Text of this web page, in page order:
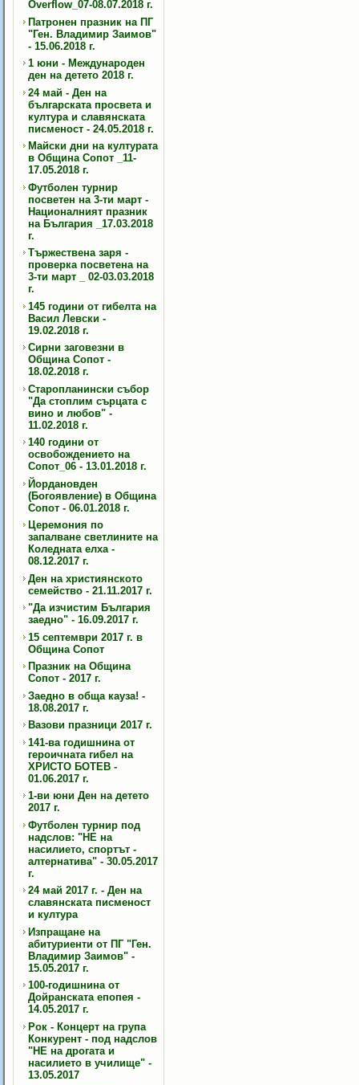
Overflow_07-08.07.2018 г.
Патронен празник на ПГ
"Ген. Владимир Заимов"
- 15.06.2018 г.
1 юни - Международен
ден на детето 2018 г.
24 май - Ден на
българската просвета и
култура и славянската
писменост - 24.05.2018 г.
Майски дни на културата
в Община Сопот _11-
17.05.2018 г.
Футболен турнир
посветен на 3-ти март -
Националният празник
на България _17.03.2018
г.
Тържествена заря -
проверка посветена на
3-ти март _ 02-03.03.2018
г.
145 години от гибелта на
Васил Левски -
19.02.2018 г.
Сирни заговезни в
Община Сопот -
18.02.2018 г.
Старопланински събор
"Да стоплим сърцата с
вино и любов" -
11.02.2018 г.
140 години от
освобождението на
Сопот_06 - 13.01.2018 г.
Йордановден
(Богоявление) в Община
Сопот - 06.01.2018 г.
Церемония по
запалване светлините на
Коледната елха -
08.12.2017 г.
Ден на християнското
семейство - 21.11.2017 г.
"Да изчистим България
заедно" - 16.09.2017 г.
15 септември 2017 г. в
Община Сопот
Празник на Община
Сопот - 2017 г.
Заедно в обща кауза! -
18.08.2017 г.
Вазови празници 2017 г.
141-ва годишнина от
героичната гибел на
ХРИСТО БОТЕВ -
01.06.2017 г.
1-ви юни Ден на детето
2017 г.
Футболен турнир под
надслов: "НЕ на
насилието, спортът -
алтернатива" - 30.05.2017
г.
24 май 2017 г. - Ден на
славянската писменост
и култура
Изпращане на
абитуриенти от ПГ "Ген.
Владимир Заимов" -
15.05.2017 г.
100-годишнина от
Дойранската епопея -
14.05.2017 г.
Рок - Концерт на група
Конкурент - под надслов
"НЕ на дрогата и
насилието в училище" -
13.05.2017